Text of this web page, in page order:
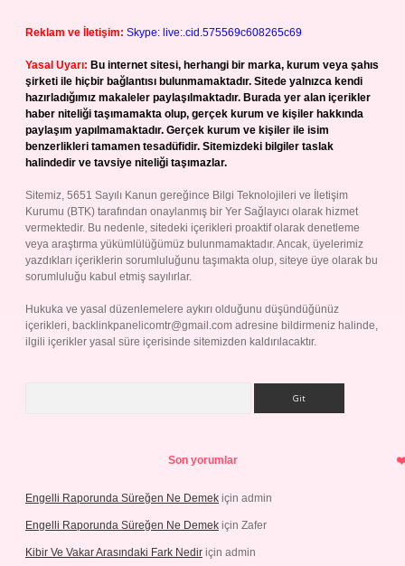
Reklam ve İletişim: Skype: live:.cid.575569c608265c69
Yasal Uyarı: Bu internet sitesi, herhangi bir marka, kurum veya şahıs
şirketi ile hiçbir bağlantısı bulunmamaktadır. Sitede yalnızca kendi
hazırladığımız makaleler paylaşılmaktadır. Burada yer alan içerikler
haber niteliği taşımamakta olup, gerçek kurum ve kişiler hakkında
paylaşım yapılmamaktadır. Gerçek kurum ve kişiler ile isim
benzerlikleri tamamen tesadüfidir. Sitemizdeki bilgiler taslak
halindedir ve tavsiye niteliği taşımazlar.
Sitemiz, 5651 Sayılı Kanun gereğince Bilgi Teknolojileri ve İletişim
Kurumu (BTK) tarafından onaylanmış bir Yer Sağlayıcı olarak hizmet
vermektedir. Bu nedenle, sitedeki içerikleri proaktif olarak denetleme
veya araştırma yükümlülüğümüz bulunmamaktadır. Ancak, üyelerimiz
yazdıkları içeriklerin sorumluluğunu taşımakta olup, siteye üye olarak bu
sorumluluğu kabul etmiş sayılırlar.
Hukuka ve yasal düzenlemelere aykırı olduğunu düşündüğünüz
içerikleri, backlinkpanelicomtr@gmail.com adresine bildirmeniz halinde,
ilgili içerikler yasal süre içerisinde sitemizden kaldırılacaktır.
Son yorumlar
Engelli Raporunda Süreğen Ne Demek için admin
Engelli Raporunda Süreğen Ne Demek için Zafer
Kibir Ve Vakar Arasındaki Fark Nedir için admin